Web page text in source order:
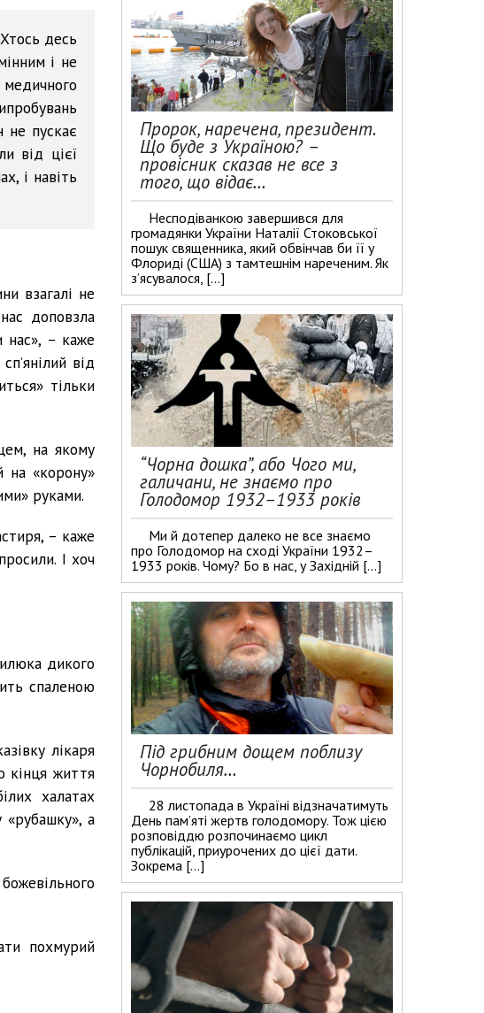
десь
і не
не пускає
від цієї
і навіть
взагалі не
доповзла
нас», – каже
від
тільки
на якому
на «корону»
руками.
– каже
І хоч
дикого
спаленою
лікаря
кінця життя
халатах
«рубашку», а
похмурий
Пророк, наречена, президент.
Що буде з Україною? –
провісник сказав не все з
того, що відає…
Несподіванкою завершився для
громадянки України Наталії Стоковської
пошук священника, який обвінчав би її у
Флориді (США) з тамтешнім нареченим. Як
з’ясувалося, […]
“Чорна дошка”, або Чого ми,
галичани, не знаємо про
Голодомор 1932–1933 років
Ми й дотепер далеко не все знаємо
про Голодомор на сході України 1932–
1933 років. Чому? Бо в нас, у Західній […]
Під грибним дощем поблизу
Чорнобиля…
28 листопада в Україні відзначатимуть
День пам’яті жертв голодомору. Тож цією
розповіддю розпочинаємо цикл
публікацій, приурочених до цієї дати.
Зокрема […]